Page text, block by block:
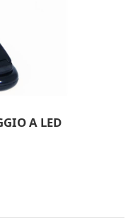
A LED